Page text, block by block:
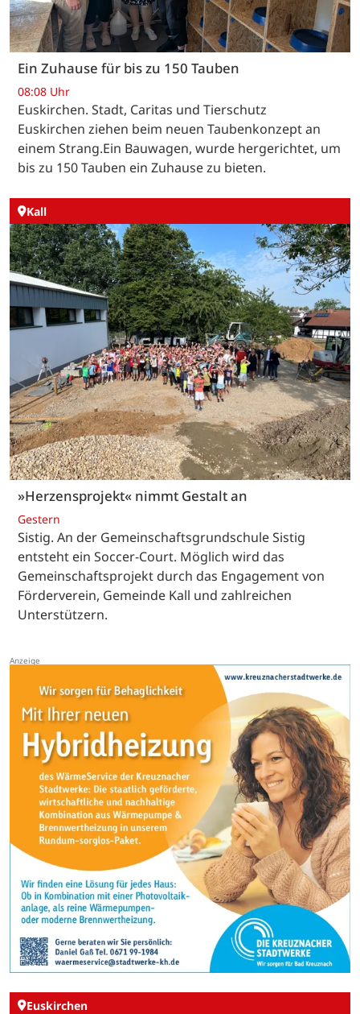
Ein Zuhause für bis zu 150 Tauben
08:08 Uhr
Euskirchen. Stadt, Caritas und Tierschutz
Euskirchen ziehen beim neuen Taubenkonzept an
einem Strang.Ein Bauwagen, wurde hergerichtet, um
bis zu 150 Tauben ein Zuhause zu bieten.
Kall
»Herzensprojekt« nimmt Gestalt an
Gestern
Sistig. An der Gemeinschaftsgrundschule Sistig
entsteht ein Soccer-Court. Möglich wird das
Gemeinschaftsprojekt durch das Engagement von
Förderverein, Gemeinde Kall und zahlreichen
Unterstützern.
Euskirchen